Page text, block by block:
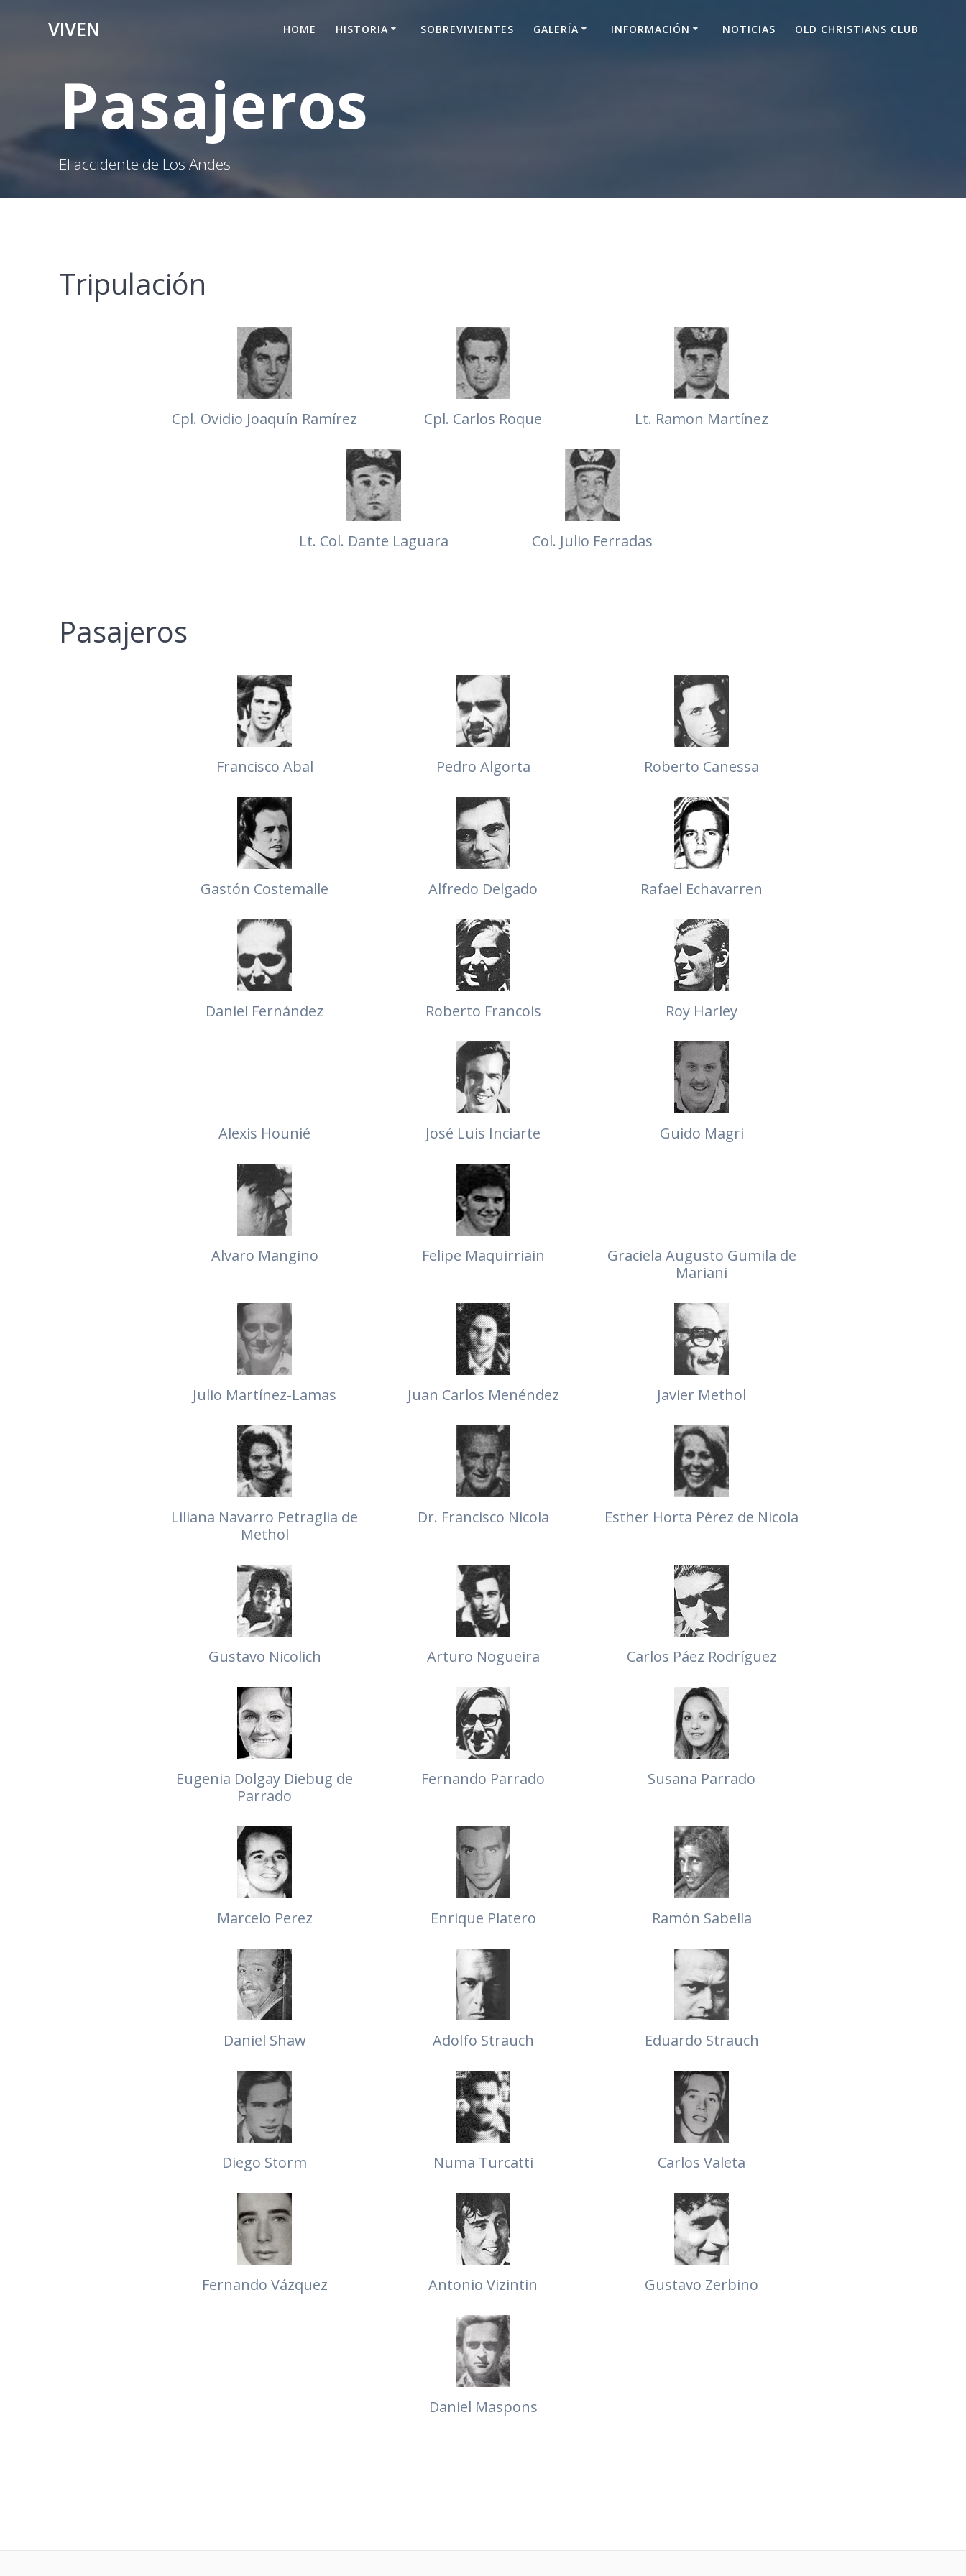
VIVEN HOME HISTORIA SOBREVIVIENTES GALERÍA INFORMACIÓN NOTICIAS OLD CHRISTIANS CLUB
Pasajeros
El accidente de Los Andes
Tripulación
Cpl. Ovidio Joaquín Ramírez Cpl. Carlos Roque Lt. Ramon Martínez
Lt. Col. Dante Laguara Col. Julio Ferradas
Pasajeros
Francisco Abal Pedro Algorta Roberto Canessa
Gastón Costemalle Alfredo Delgado Rafael Echavarren
Daniel Fernández Roberto Francois Roy Harley
Alexis Hounié José Luis Inciarte Guido Magri
Alvaro Mangino Felipe Maquirriain
Graciela Augusto Gumila de
Mariani
Julio Martínez-Lamas Juan Carlos Menéndez Javier Methol
Liliana Navarro Petraglia de
Methol
Dr. Francisco Nicola Esther Horta Pérez de Nicola
Gustavo Nicolich Arturo Nogueira Carlos Páez Rodríguez
Eugenia Dolgay Diebug de
Parrado
Fernando Parrado Susana Parrado
Marcelo Perez Enrique Platero Ramón Sabella
Daniel Shaw Adolfo Strauch Eduardo Strauch
Diego Storm Numa Turcatti Carlos Valeta
Fernando Vázquez Antonio Vizintin Gustavo Zerbino
Daniel Maspons